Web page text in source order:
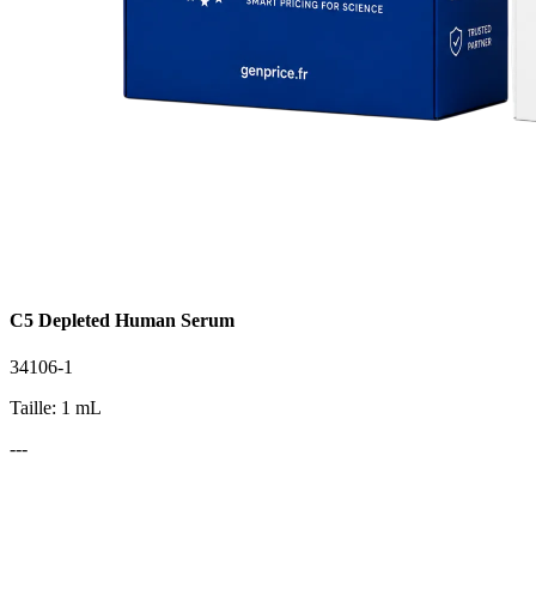
C5 Depleted Human Serum
34106-1
Taille: 1 mL
---